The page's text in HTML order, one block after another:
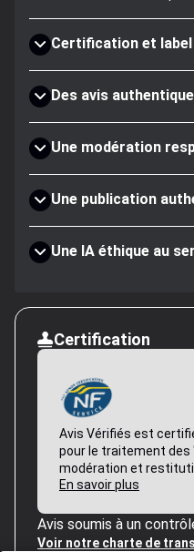
Certification et
Des avis
Une modération
Une publication
Une IA éthique au
Certification
Avis Vérifiés est
pour le traitement des
modération et
En savoir plus
Avis soumis à un
Voir notre charte de